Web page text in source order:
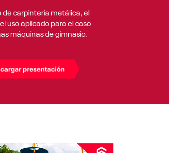
de carpintería metálica, el
uso aplicado para el caso
máquinas de gimnasio.